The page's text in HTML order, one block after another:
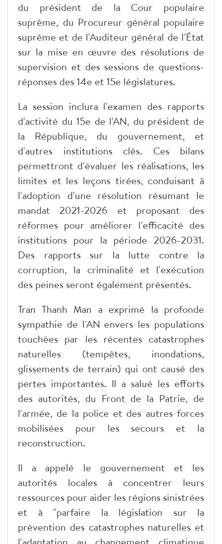
du président de la Cour populaire
suprême, du Procureur général populaire
suprême et de l'Auditeur général de l'État
sur la mise en œuvre des résolutions de
supervision et des sessions de questions-
réponses des 14e et 15e législatures.
La session inclura l'examen des rapports
d'activité du 15e de l'AN, du président de
la République, du gouvernement, et
d'autres institutions clés. Ces bilans
permettront d'évaluer les réalisations, les
limites et les leçons tirées, conduisant à
l'adoption d'une résolution résumant le
mandat 2021-2026 et proposant des
réformes pour améliorer l'efficacité des
institutions pour la période 2026-2031.
Des rapports sur la lutte contre la
corruption, la criminalité et l'exécution
des peines seront également présentés.
Tran Thanh Man a exprimé la profonde
sympathie de l'AN envers les populations
touchées par les récentes catastrophes
naturelles (tempêtes, inondations,
glissements de terrain) qui ont causé des
pertes importantes. Il a salué les efforts
des autorités, du Front de la Patrie, de
l'armée, de la police et des autres forces
mobilisées pour les secours et la
reconstruction.
Il a appelé le gouvernement et les
autorités locales à concentrer leurs
ressources pour aider les régions sinistrées
et à "parfaire la législation sur la
prévention des catastrophes naturelles et